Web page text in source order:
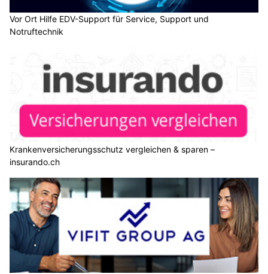
Vor Ort Hilfe EDV-Support für Service, Support und
Notruftechnik
Krankenversicherungsschutz vergleichen & sparen –
insurando.ch